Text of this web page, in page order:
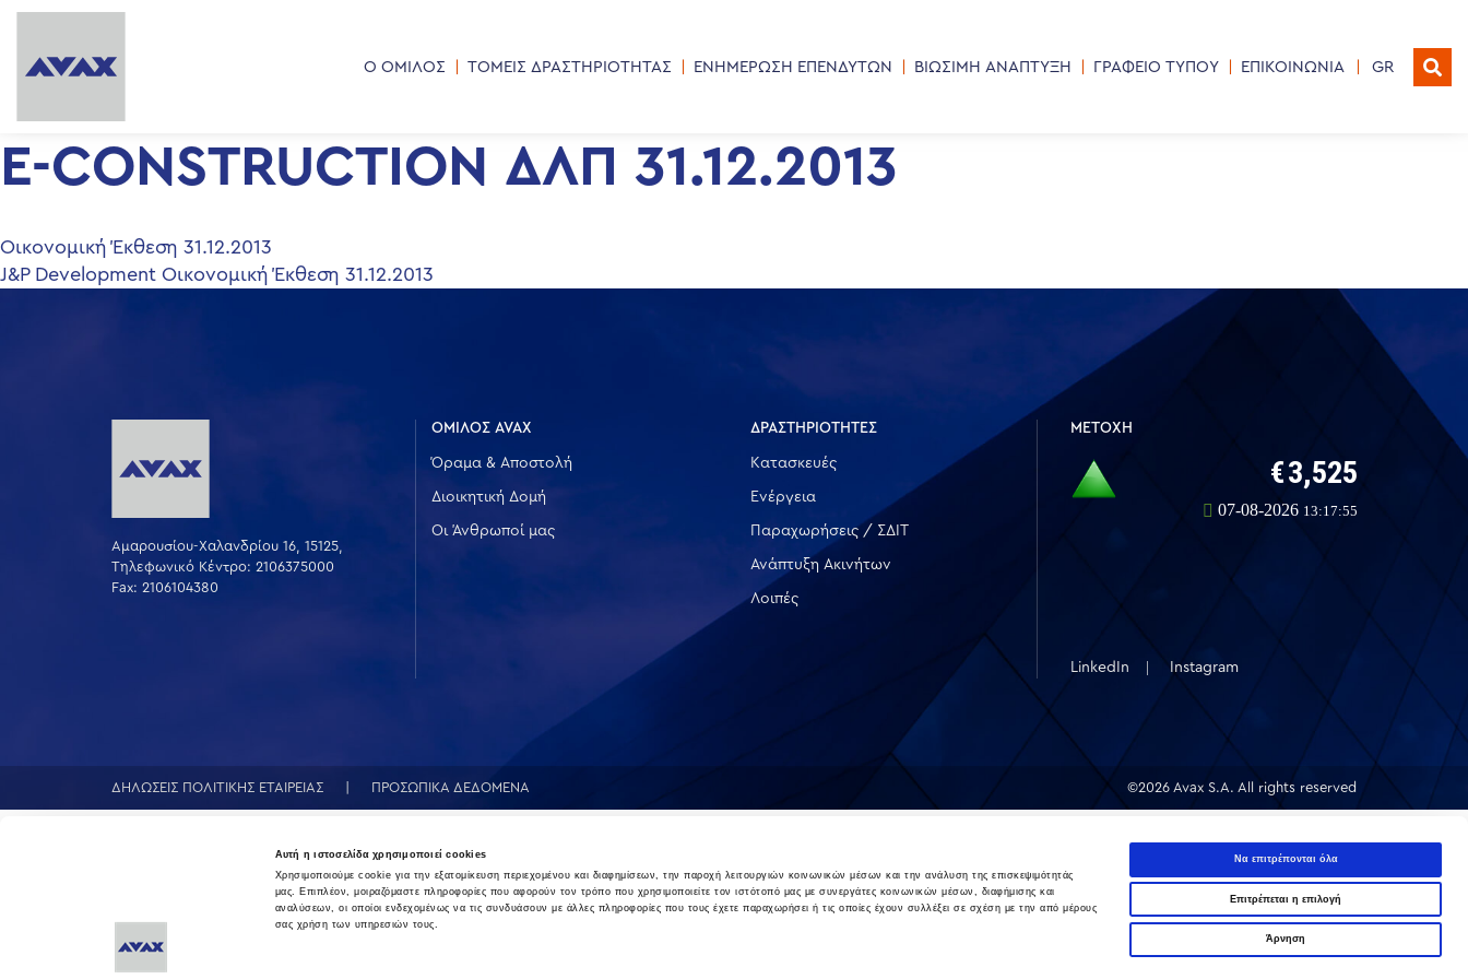
Αυτή η ιστοσελίδα χρησιμοποιεί cookies
Χρησιμοποιούμε cookie για την εξατομίκευση περιεχομένου και διαφημίσεων, την παροχή λειτουργιών κοινωνικών μέσων και την ανάλυση της επισκεψιμότητάς
μας. Επιπλέον, μοιραζόμαστε πληροφορίες που αφορούν τον τρόπο που χρησιμοποιείτε τον ιστότοπό μας με συνεργάτες κοινωνικών μέσων, διαφήμισης και
αναλύσεων, οι οποίοι ενδεχομένως να τις συνδυάσουν με άλλες πληροφορίες που τους έχετε παραχωρήσει ή τις οποίες έχουν συλλέξει σε σχέση με την από μέρους
σας χρήση των υπηρεσιών τους.
Να επιτρέπονται όλα
Επιτρέπεται η επιλογή
Άρνηση
Ο ΟΜΙΛΟΣ ΤΟΜΕΙΣ ΔΡΑΣΤΗΡΙΟΤΗΤΑΣ ΕΝΗΜΕΡΩΣΗ ΕΠΕΝΔΥΤΩΝ ΒΙΩΣΙΜΗ ΑΝΑΠΤΥΞΗ ΓΡΑΦΕΙΟ ΤΥΠΟΥ ΕΠΙΚΟΙΝΩΝΙΑ GR
E-CONSTRUCTION ΔΛΠ 31.12.2013
Πλοήγηση
Οικονομική Έκθεση 31.12.2013
J&P Development Οικονομική Έκθεση 31.12.2013
Αμαρουσίου-Χαλανδρίου 16, 15125,
Τηλεφωνικό Κέντρο: 2106375000
Fax: 2106104380
ΟΜΙΛΟΣ AVAX
Όραμα & Αποστολή
Διοικητική Δομή
Οι Άνθρωποί μας
ΔΡΑΣΤΗΡΙΟΤΗΤΕΣ
Κατασκευές
Ενέργεια
Παραχωρήσεις / ΣΔΙΤ
Ανάπτυξη Ακινήτων
Λοιπές
ΜΕΤΟΧΗ
LinkedIn Instagram
ΔΗΛΩΣΕΙΣ ΠΟΛΙΤΙΚΗΣ ΕΤΑΙΡΕΙΑΣ ΠΡΟΣΩΠΙΚΑ ΔΕΔΟΜΕΝΑ ©2026 Avax S.A. All rights reserved